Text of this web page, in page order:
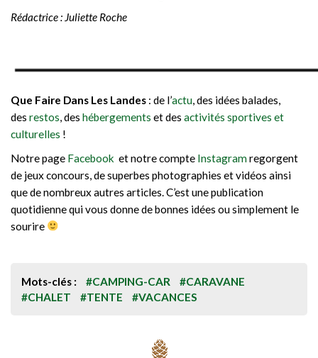
Rédactrice : Juliette Roche
Que Faire Dans Les Landes : de l’actu, des idées balades,
des restos, des hébergements et des activités sportives et
culturelles !
Notre page Facebook et notre compte Instagramregorgent
de jeux concours, de superbes photographies et vidéos ainsi
que de nombreux autres articles. C’est une publication
quotidienne qui vous donne de bonnes idées ou simplement le
sourire
Mots-clés : #CAMPING-CAR
#CARAVANE
#CHALET
#TENTE #VACANCES